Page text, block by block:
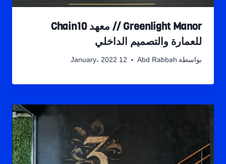
Greenlight Manor // معهد Chain10
للعمارة والتصميم الداخلي
بواسطة Abd Rabbah 12 January، 2022